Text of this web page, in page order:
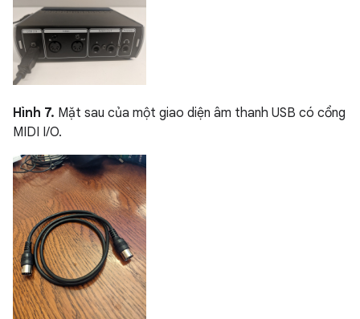
Hình 7. Mặt sau của một giao diện âm thanh USB có cổng
MIDI I/O.